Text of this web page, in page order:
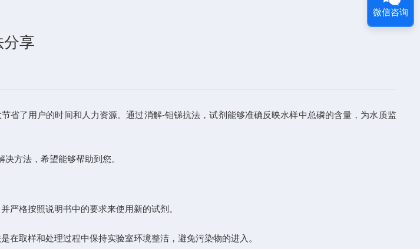
享
了用户的时间和人力资源。通过消解-钼锑抗法，试剂能够准确反映水样中总磷的含量，为水质监
方法，希望能够帮助到您。
格按照说明书中的要求来使用新的试剂。
取样和处理过程中保持实验室环境整洁，避免污染物的进入。
微信咨询